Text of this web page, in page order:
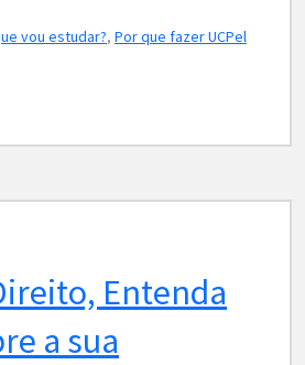
vou estudar?, Por que fazer UCPel
Entenda
a sua